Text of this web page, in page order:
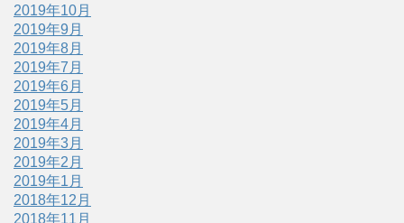
2019年10月
2019年9月
2019年8月
2019年7月
2019年6月
2019年5月
2019年4月
2019年3月
2019年2月
2019年1月
2018年12月
2018年11月